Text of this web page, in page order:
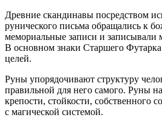
Древние скандинавы посредством
рунического письма обращались к
мемориальные записи и записывали
В основном знаки Старшего
целей.
Руны упорядочивают структуру
правильной для него самого. Руны
крепости, стойкости, собственного
с магической системой.